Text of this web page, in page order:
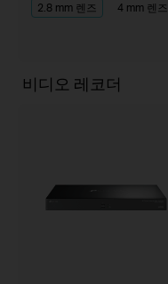
2.8 mm 렌즈 4 mm 렌즈
비디오 레코더